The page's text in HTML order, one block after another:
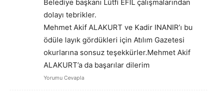
Belediye başkanı Lütfi EFİL çalışmalarından
dolayı tebrikler.
Mehmet Akif ALAKURT ve Kadir INANIR’ı bu
ödüle layık gördükleri için Atılım Gazetesi
okurlarına sonsuz teşekkürler.Mehmet Akif
ALAKURT’a da başarılar dilerim
Yorumu Cevapla